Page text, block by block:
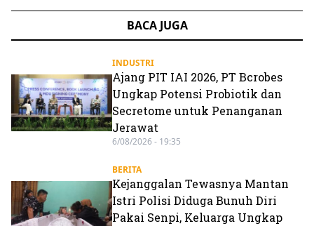
BACA JUGA
INDUSTRI
Ajang PIT IAI 2026, PT Bcrobes
Ungkap Potensi Probiotik dan
Secretome untuk Penanganan
Jerawat
6/08/2026 - 19:35
BERITA
Kejanggalan Tewasnya Mantan
Istri Polisi Diduga Bunuh Diri
Pakai Senpi, Keluarga Ungkap